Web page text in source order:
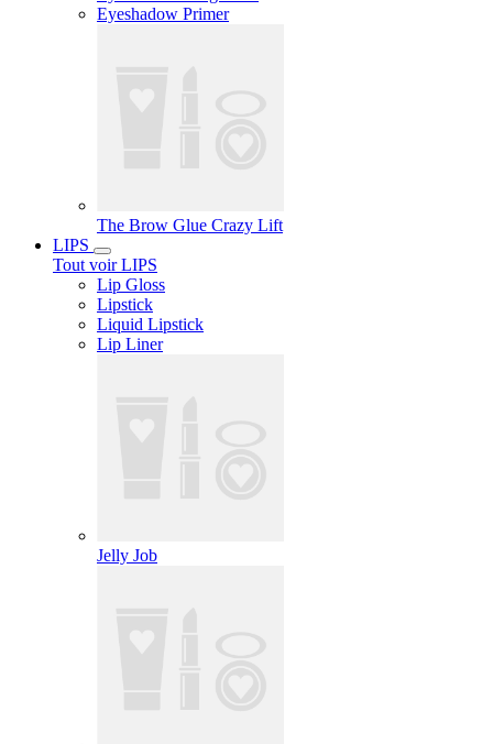
Eyeshadow Primer
The Brow Glue Crazy Lift
LIPS
Tout voir LIPS
Lip Gloss
Lipstick
Liquid Lipstick
Lip Liner
Jelly Job